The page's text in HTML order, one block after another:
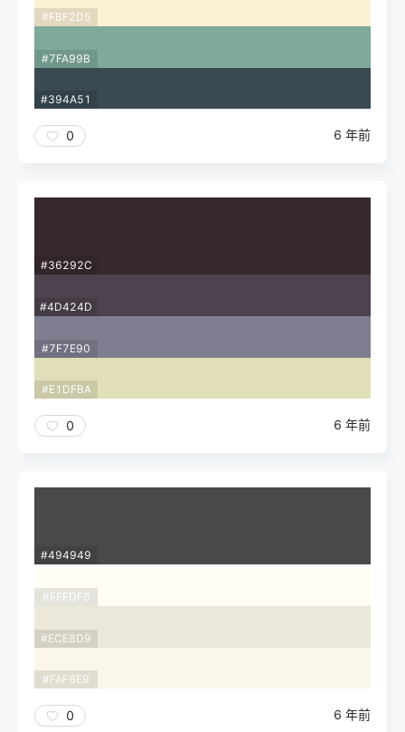
#FBF2D5
#7FA99B
#394A51
0 6 年前
#36292C
#4D424D
#7F7E90
#E1DFBA
0 6 年前
#494949
#FFFDF6
#ECE8D9
#FAF6E9
0 6 年前